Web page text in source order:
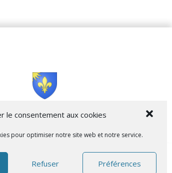
le consentement aux cookies
pour optimiser notre site web et notre service.
Refuser Préférences
di L’Isula